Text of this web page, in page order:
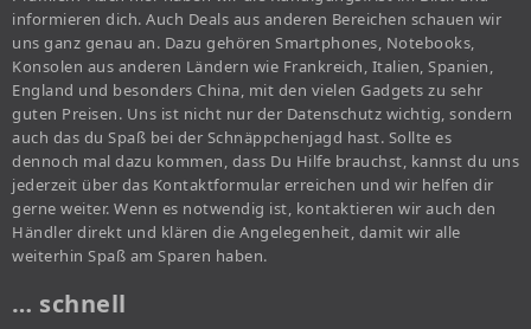
informieren dich. Auch Deals aus anderen Bereichen schauen wir
uns ganz genau an. Dazu gehören Smartphones, Notebooks,
Konsolen aus anderen Ländern wie Frankreich, Italien, Spanien,
England und besonders China, mit den vielen Gadgets zu sehr
guten Preisen. Uns ist nicht nur der Datenschutz wichtig, sondern
auch das du Spaß bei der Schnäppchenjagd hast. Sollte es
dennoch mal dazu kommen, dass Du Hilfe brauchst, kannst du uns
jederzeit über das Kontaktformular erreichen und wir helfen dir
gerne weiter. Wenn es notwendig ist, kontaktieren wir auch den
Händler direkt und klären die Angelegenheit, damit wir alle
weiterhin Spaß am Sparen haben.
… schnell